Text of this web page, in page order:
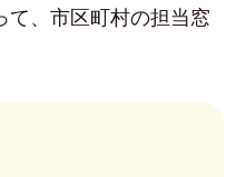
、市区町村の担当窓